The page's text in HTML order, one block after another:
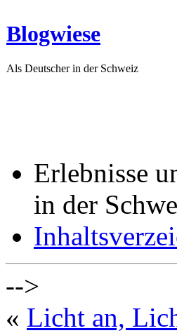
Blogwiese
Als Deutscher in der Schweiz
Erlebnisse
in der
-->
« Licht an,